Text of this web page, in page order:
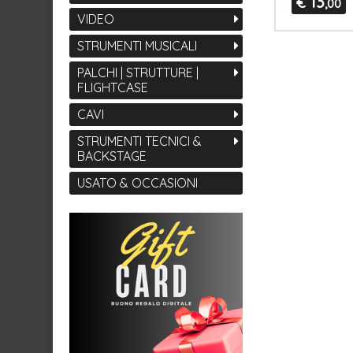
,00
VIDEO
STRUMENTI MUSICALI
PALCHI | STRUTTURE |
FLIGHTCASE
CAVI
STRUMENTI TECNICI &
BACKSTAGE
USATO & OCCASIONI